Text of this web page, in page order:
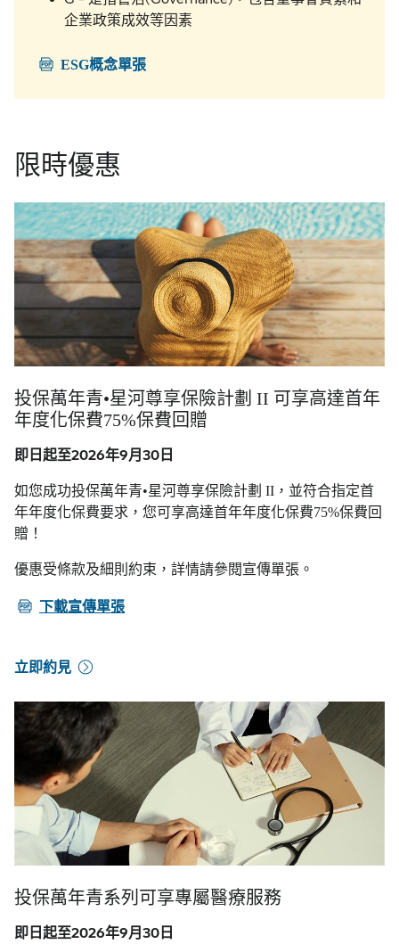
企業政策成效等因素
ESG概念單張
限時優惠
投保萬年青•星河尊享保險計劃 II 可享高達首年
年度化保費75%保費回贈
即日起至2026年9月30日
如您成功投保萬年青•星河尊享保險計劃 II，並符合指定首
年年度化保費要求，您可享高達首年年度化保費75%保費回
贈！
優惠受條款及細則約束，詳情請參閱宣傳單張。
PDF下載宣傳單張
立即約見
投保萬年青系列可享專屬醫療服務
即日起至2026年9月30日